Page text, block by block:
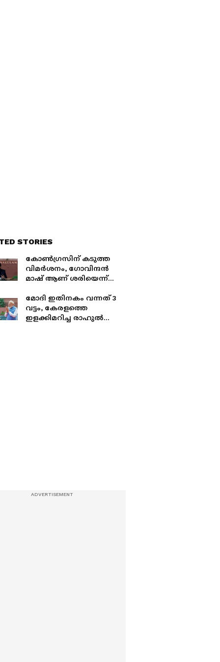
STORIES
കോൺഗ്രസിന് കടുത്ത
വിമർശനം, ഗോവിന്ദൻ
മാഷ് ആണ് ശരിയെന്ന്
കുംഭമേള വൈറൽ
സ്റ്റാറിന്‍റെ വിവാഹത്തിൽ
പ്രതികരണം
മോദി ഇതിനകം വന്നത് 3
വട്ടം, കേരളത്തെ
ഇളക്കിമറിച്ച രാഹുൽ